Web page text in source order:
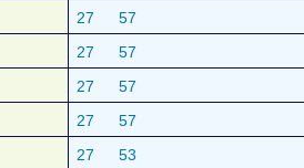
27 57
27 57
27 57
27 57
27 53